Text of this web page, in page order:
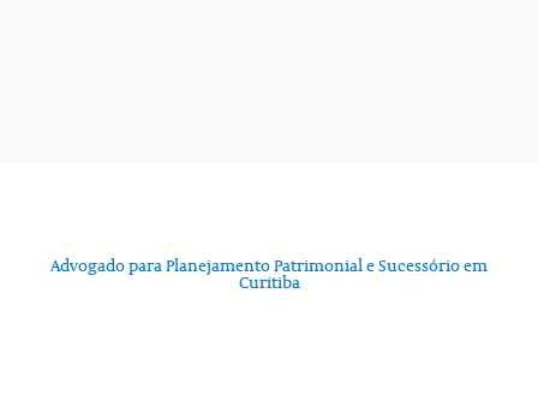
Advogado para Planejamento Patrimonial e Sucessório em
Curitiba